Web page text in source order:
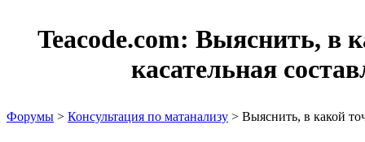
Teacode.com: Выяснить, в
касательная
Форумы > Консультация по матанализу > Выяснить, в какой